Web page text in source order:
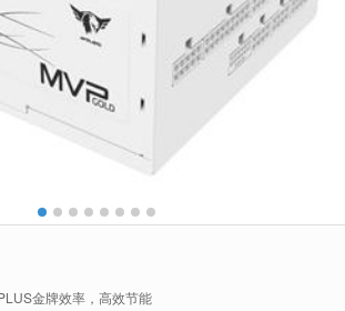
金牌效率，高效节能